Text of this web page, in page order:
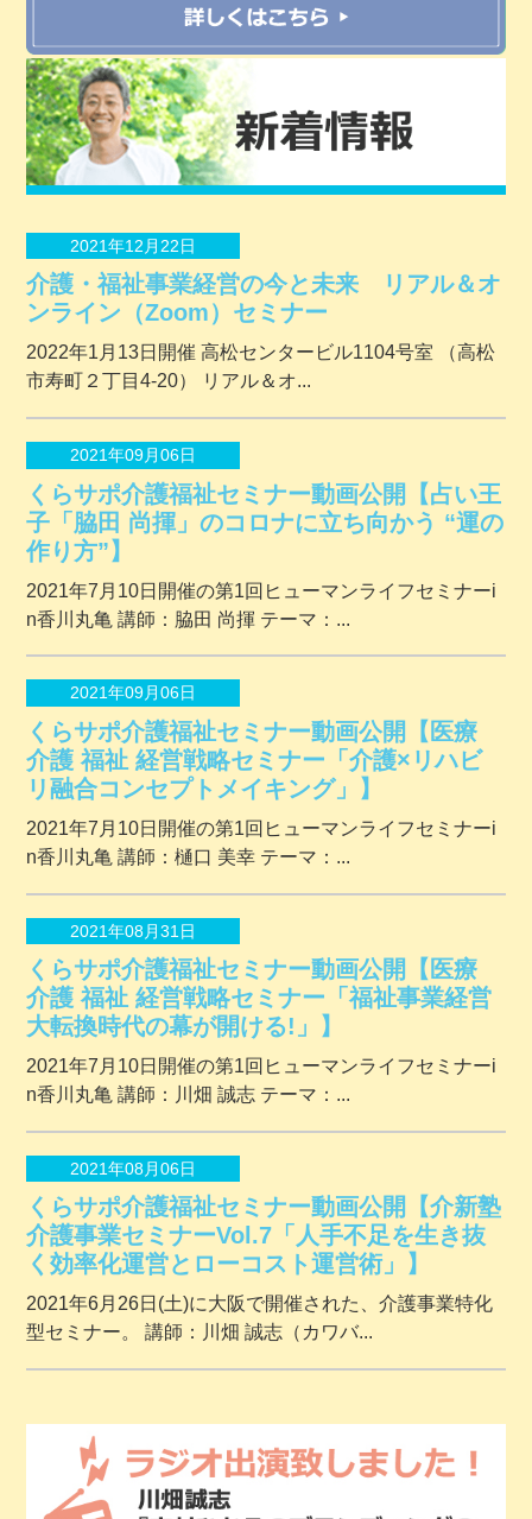
2021年12月22日
介護・福祉事業経営の今と未来 リアル＆オ
ンライン（Zoom）セミナー
2022年1月13日開催 ⾼松センタービル1104号室 （⾼松
市寿町２丁⽬4-20） リアル＆オ...
2021年09月06日
くらサポ介護福祉セミナー動画公開【占い王
子「脇田 尚揮」のコロナに立ち向かう “運の
作り方”】
2021年7月10日開催の第1回ヒューマンライフセミナーi
n香川丸亀 講師：脇田 尚揮 テーマ：...
2021年09月06日
くらサポ介護福祉セミナー動画公開【医療
介護 福祉 経営戦略セミナー「介護×リハビ
リ融合コンセプトメイキング」】
2021年7月10日開催の第1回ヒューマンライフセミナーi
n香川丸亀 講師：樋口 美幸 テーマ：...
2021年08月31日
くらサポ介護福祉セミナー動画公開【医療
介護 福祉 経営戦略セミナー「福祉事業経営
大転換時代の幕が開ける!」】
2021年7月10日開催の第1回ヒューマンライフセミナーi
n香川丸亀 講師：川畑 誠志 テーマ：...
2021年08月06日
くらサポ介護福祉セミナー動画公開【介新塾
介護事業セミナーVol.7「人手不足を生き抜
く効率化運営とローコスト運営術」】
2021年6月26日(土)に大阪で開催された、介護事業特化
型セミナー。 講師：川畑 誠志（カワバ...